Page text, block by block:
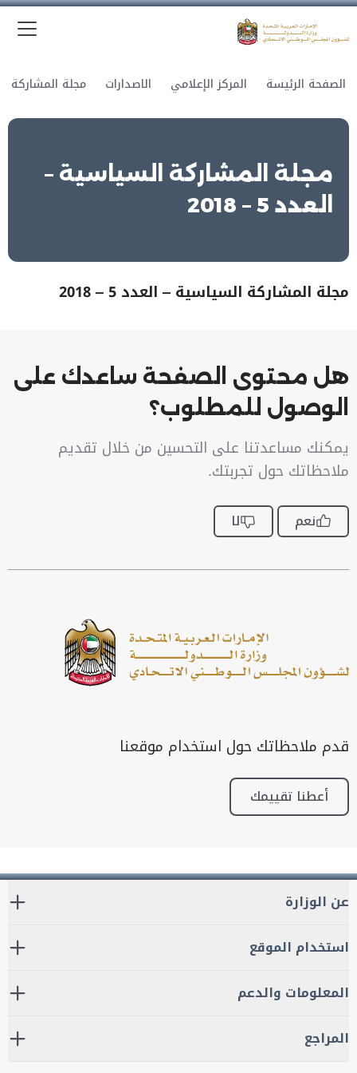
الصفحة الرئيسة المركز الإعلامي الاصدارات
مجلة المشاركة السياسية –
العدد 5 – 2018
مجلة المشاركة السياسية – العدد 5 – 2018
هل محتوى الصفحة ساعدك على
الوصول للمطلوب؟
يمكنك مساعدتنا على التحسين من خلال تقديم
ملاحظاتك حول تجربتك.
نعم لا
قدم ملاحظاتك حول استخدام موقعنا
أعطنا تقييمك
عن الوزارة
استخدام الموقع
المعلومات والدعم
المراجع